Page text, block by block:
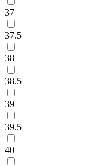
37
37.5
38
38.5
39
39.5
40